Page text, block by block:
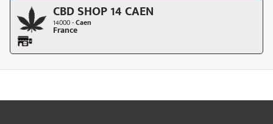
CBD SHOP 14 CAEN
14000 -Caen
France